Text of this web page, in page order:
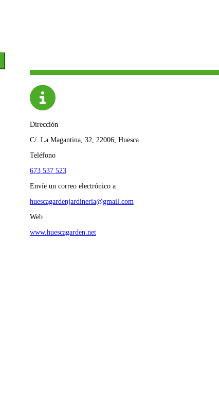
Dirección
C/. La Magantina, 32, 22006, Huesca
Teléfono
673 537 523
Envíe un correo electrónico a
huescagardenjardineria@gmail.com
Web
www.huescagarden.net